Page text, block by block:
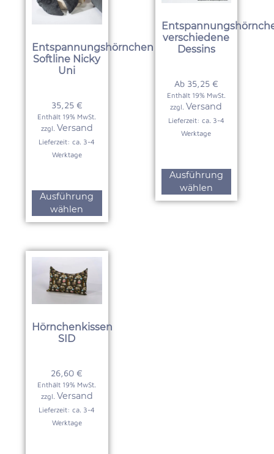
Entspannungshörnchen
Softline Nicky
Uni
35,25 €
Enthält 19% MwSt.
zzgl. Versand
Lieferzeit: ca. 3-4
Werktage
Ausführung
wählen
verschiedene
Dessins
Ab 35,25 €
Enthält 19% MwSt.
zzgl.Versand
Lieferzeit: ca. 3-4
Werktage
Ausführung
wählen
Hörnchenkissen
SID
26,60€
Enthält 19% MwSt.
zzgl. Versand
Lieferzeit: ca. 3-4
Werktage